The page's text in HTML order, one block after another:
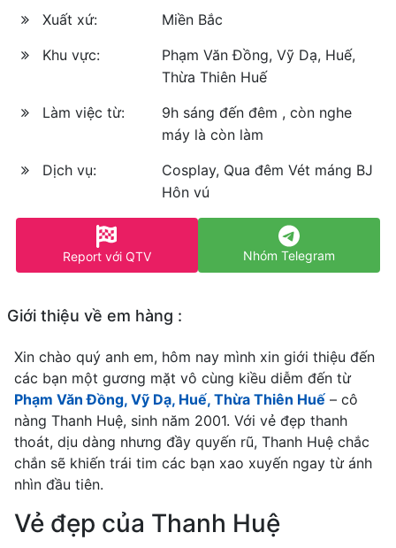
Xuất xứ:
Miền Bắc
Khu vực:
Phạm Văn Đồng, Vỹ Dạ, Huế,
Thừa Thiên Huế
Làm việc từ:
9h sáng đến đêm , còn nghe
máy là còn làm
Dịch vụ:
Cosplay, Qua đêm Vét máng BJ
Hôn vú
Report với QTV Nhóm Telegram
Giới thiệu về em hàng :
Xin chào quý anh em, hôm nay mình xin giới thiệu đến
các bạn một gương mặt vô cùng kiều diễm đến từ
Phạm Văn Đồng, Vỹ Dạ, Huế, Thừa Thiên Huế – cô
nàng Thanh Huệ, sinh năm 2001. Với vẻ đẹp thanh
thoát, dịu dàng nhưng đầy quyến rũ, Thanh Huệ chắc
chắn sẽ khiến trái tim các bạn xao xuyến ngay từ ánh
nhìn đầu tiên.
Vẻ đẹp của Thanh Huệ